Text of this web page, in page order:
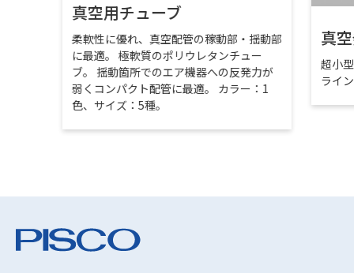
真空用チューブ
柔軟性に優れ、真空配管の稼動部・揺動部
に最適。 極軟質のポリウレタンチュー
ブ。 揺動箇所でのエア機器への反発力が
弱くコンパクト配管に最適。 カラー：1
色、サイズ：5種。
真
超小
ライ